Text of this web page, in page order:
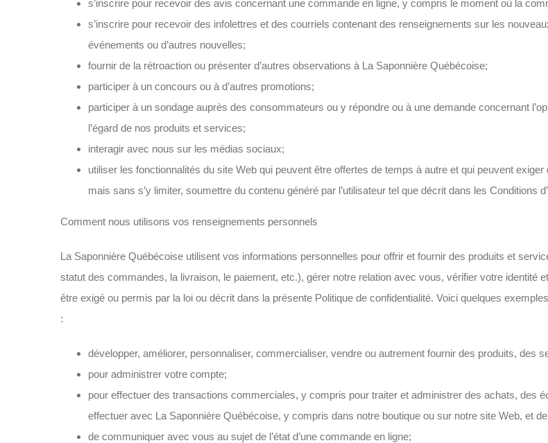
s’inscrire pour recevoir des avis concernant une commande en ligne, y compris le moment où la
s’inscrire pour recevoir des infolettres et des courriels contenant des renseignements sur les
événements ou d’autres nouvelles;
fournir de la rétroaction ou présenter d’autres observations à La Saponnière Québécoise;
participer à un concours ou à d’autres promotions;
participer à un sondage auprès des consommateurs ou y répondre ou à une demande concernant
l’égard de nos produits et services;
interagir avec nous sur les médias sociaux;
utiliser les fonctionnalités du site Web qui peuvent être offertes de temps à autre et qui peuvent
mais sans s’y limiter, soumettre du contenu généré par l’utilisateur tel que décrit dans les Conditions
Comment nous utilisons vos renseignements personnels
La Saponnière Québécoise utilisent vos informations personnelles pour offrir et fournir des produits et
statut des commandes, la livraison, le paiement, etc.), gérer notre relation avec vous, vérifier votre
être exigé ou permis par la loi ou décrit dans la présente Politique de confidentialité. Voici quelques
:
développer, améliorer, personnaliser, commercialiser, vendre ou autrement fournir des produits, des
pour administrer votre compte;
pour effectuer des transactions commerciales, y compris pour traiter et administrer des achats, des
effectuer avec La Saponnière Québécoise, y compris dans notre boutique ou sur notre site Web, et
de communiquer avec vous au sujet de l’état d’une commande en ligne;